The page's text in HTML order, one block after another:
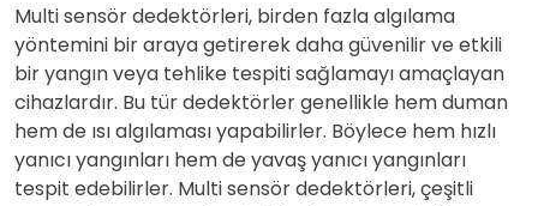
Multi sensör dedektörleri, birden fazla algılama
yöntemini bir araya getirerek daha güvenilir ve etkili
bir yangın veya tehlike tespiti sağlamayı amaçlayan
cihazlardır. Bu tür dedektörler genellikle hem duman
hem de ısı algılaması yapabilirler. Böylece hem hızlı
yanıcı yangınları hem de yavaş yanıcı yangınları
tespit edebilirler. Multi sensör dedektörleri, çeşitli